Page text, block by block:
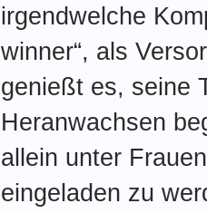
irgendwelche
winner“, als
genießt es, seine
Heranwachsen
allein unter
eingeladen zu